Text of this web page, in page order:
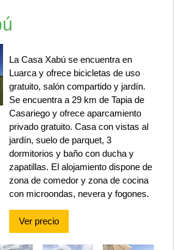
La Casa Xabú se encuentra en
Luarca y ofrece bicicletas de uso
gratuito, salón compartido y jardín.
Se encuentra a 29 km de Tapia de
Casariego y ofrece aparcamiento
privado gratuito. Casa con vistas al
jardín, suelo de parquet, 3
dormitorios y baño con ducha y
zapatillas. El alojamiento dispone de
zona de comedor y zona de cocina
con microondas, nevera y fogones.
Ver precio